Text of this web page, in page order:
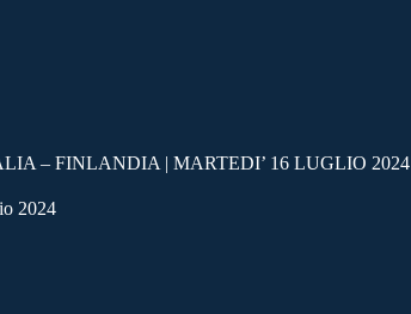
– FINLANDIA | MARTEDI’ 16 LUGLIO 2024
2024